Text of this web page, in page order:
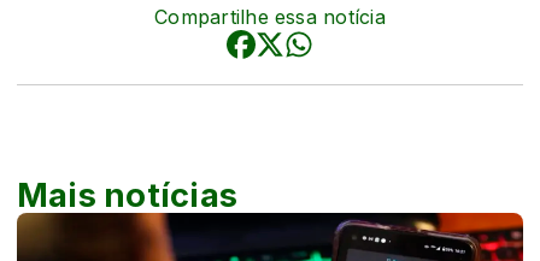
Compartilhe essa notícia
Mais notícias